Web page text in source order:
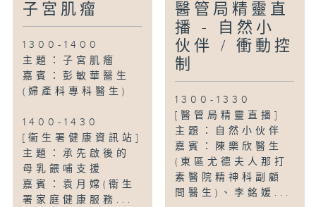
子宮肌瘤
1300-1400
主題：子宮肌瘤
嘉賓：彭敏華醫生
(婦產科專科醫生)
1400-1430
[衞生署健康資訊站]
主題：承先啟後的
母乳餵哺支援
嘉賓：袁月嫦(衞生
署家庭健康服務...
醫管局精靈直
播 - 自然小
伙伴 / 衝動控
制
1300-1330
[醫管局精靈直播]
主題：自然小伙伴
嘉賓：陳樂欣醫生
(東區尤德夫人那打
素醫院精神科副顧
問醫生)、李銘媛...